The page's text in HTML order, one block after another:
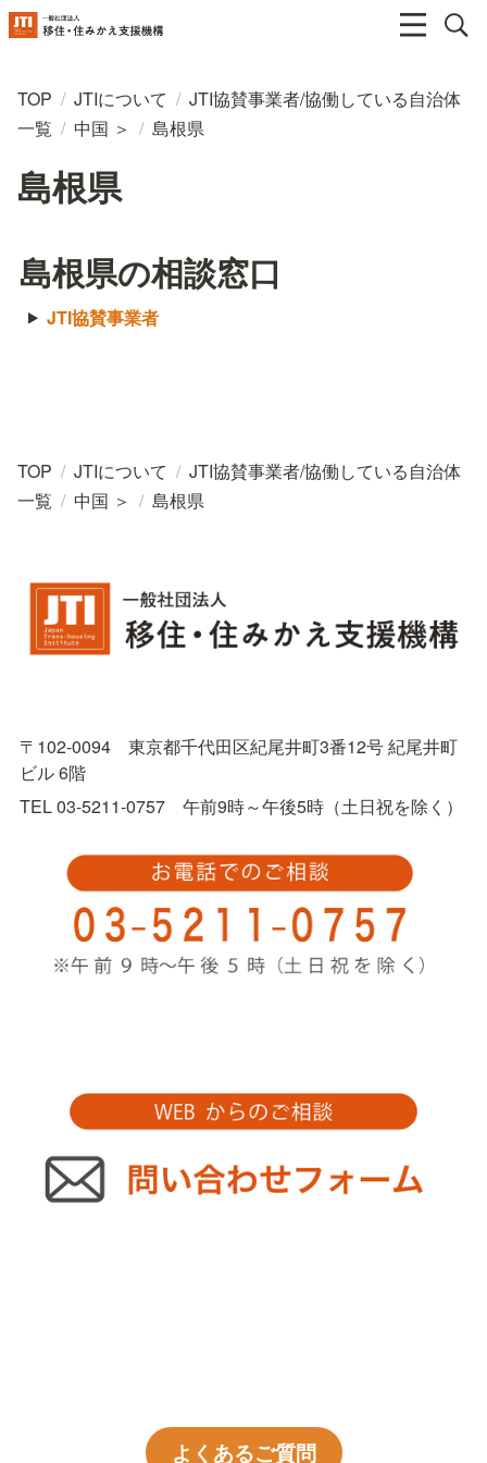
TOP / JTIについて / JTI協賛事業者/協働している自治体
一覧 / 中国 ＞ / 島根県
島根県
島根県の相談窓口
JTI協賛事業者
TOP / JTIについて / JTI協賛事業者/協働している自治体
一覧 / 中国 ＞ / 島根県
〒102-0094　東京都千代田区紀尾井町3番12号 紀尾井町
ビル 6階
TEL 03-5211-0757　午前9時～午後5時（土日祝を除く）
よくあるご質問